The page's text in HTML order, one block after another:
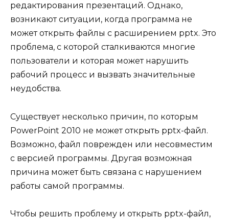
редактирования презентаций. Однако,
возникают ситуации, когда программа не
может открыть файлы с расширением pptx. Это
проблема, с которой сталкиваются многие
пользователи и которая может нарушить
рабочий процесс и вызвать значительные
неудобства.
Существует несколько причин, по которым
PowerPoint 2010 не может открыть pptx-файл.
Возможно, файл поврежден или несовместим
с версией программы. Другая возможная
причина может быть связана с нарушением
работы самой программы.
Чтобы решить проблему и открыть pptx-файл,